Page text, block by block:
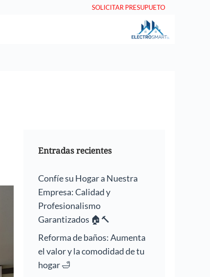
SOLICITAR PRESUPUETO
Entradas recientes
Confíe su Hogar a Nuestra
Empresa: Calidad y
Profesionalismo
Garantizados 🏠🔨
Reforma de baños: Aumenta
el valor y la comodidad de tu
hogar 🛁